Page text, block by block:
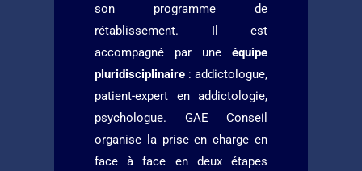
son programme de
rétablissement. Il est
accompagné par uneéquipe
pluridisciplinaire: addictologue,
patient-expert en addictologie,
psychologue. GAE Conseil
organise la prise en charge en
face à face en deux étapes